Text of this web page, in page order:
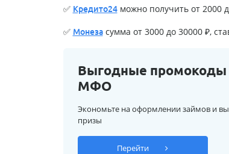
✅ Кредито24можно получить от 2000
✅ Монезасумма от 3000 до 30000 ₽,
Выгодные промокоды
МФО
Экономьте на оформлении займов и
призы
Перейти